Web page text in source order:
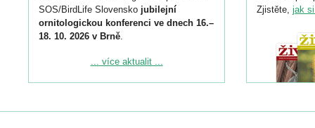
SOS/BirdLife Slovensko jubilejní
ornitologickou konferenci ve dnech 16.–
18. 10. 2026 v Brně.
Podrobnější informace ke konferenci
Registrovat se můžete do 6. září.
... více aktualit ...
Zjistěte, jak